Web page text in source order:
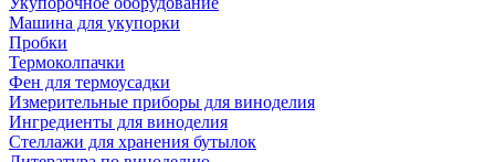
Машина для укупорки
Пробки
Термоколпачки
Фен для термоусадки
Измерительные приборы для виноделия
Ингредиенты для виноделия
Стеллажи для хранения бутылок